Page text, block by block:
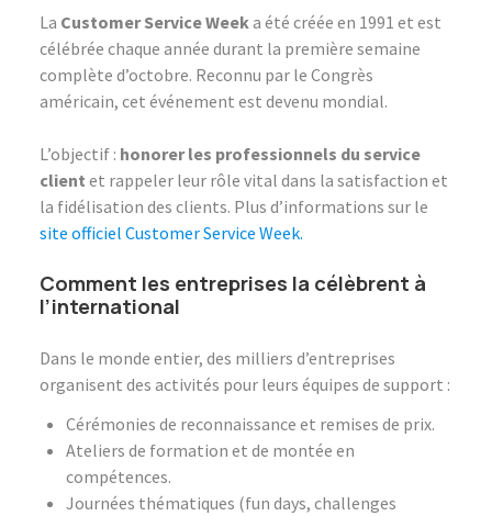
La Customer Service Weeka été créée en 1991 et est
célébrée chaque année durant la première semaine
complète d’octobre. Reconnu par le Congrès
américain, cet événement est devenu mondial.
L’objectif : honorer les professionnels du service
client et rappeler leur rôle vital dans la satisfaction et
la fidélisation des clients. Plus d’informations sur le
site officiel Customer Service Week.
Comment les entreprises la célèbrent à
l’international
Dans le monde entier, des milliers d’entreprises
organisent des activités pour leurs équipes de support :
Cérémonies de reconnaissance et remises de prix.
Ateliers de formation et de montée en
compétences.
Journées thématiques (fun days, challenges